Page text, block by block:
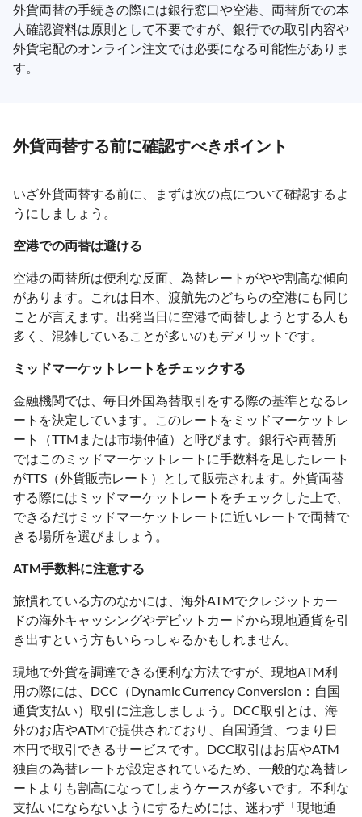
外貨両替の手続きの際には銀行窓口や空港、両替所での本
人確認資料は原則として不要ですが、銀行での取引内容や
外貨宅配のオンライン注文では必要になる可能性がありま
す。
外貨両替する前に確認すべきポイント
いざ外貨両替する前に、まずは次の点について確認するよ
うにしましょう。
空港での両替は避ける
空港の両替所は便利な反面、為替レートがやや割高な傾向
があります。これは日本、渡航先のどちらの空港にも同じ
ことが言えます。出発当日に空港で両替しようとする人も
多く、混雑していることが多いのもデメリットです。
ミッドマーケットレートをチェックする
金融機関では、毎日外国為替取引をする際の基準となるレ
ートを決定しています。このレートをミッドマーケットレ
ート（TTMまたは市場仲値）と呼びます。銀行や両替所
ではこのミッドマーケットレートに手数料を足したレート
がTTS（外貨販売レート）として販売されます。外貨両替
する際にはミッドマーケットレートをチェックした上で、
できるだけミッドマーケットレートに近いレートで両替で
きる場所を選びましょう。
ATM手数料に注意する
旅慣れている方のなかには、海外ATMでクレジットカー
ドの海外キャッシングやデビットカードから現地通貨を引
き出すという方もいらっしゃるかもしれません。
現地で外貨を調達できる便利な方法ですが、現地ATM利
用の際には、DCC（Dynamic Currency Conversion：自国
通貨支払い）取引に注意しましょう。DCC取引とは、海
外のお店やATMで提供されており、自国通貨、つまり日
本円で取引できるサービスです。DCC取引はお店やATM
独自の為替レートが設定されているため、一般的な為替レ
ートよりも割高になってしまうケースが多いです。不利な
支払いにならないようにするためには、迷わず「現地通